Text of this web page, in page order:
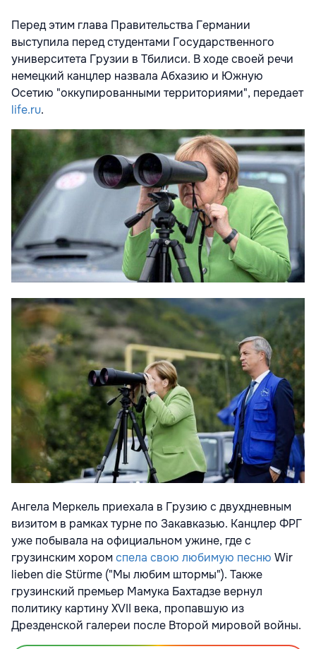
Перед этим глава Правительства Германии
выступила перед студентами Государственного
университета Грузии в Тбилиси. В ходе своей речи
немецкий канцлер назвала Абхазию и Южную
Осетию "оккупированными территориями", передает
life.ru.
Ангела Меркель приехала в Грузию с двухдневным
визитом в рамках турне по Закавказью. Канцлер ФРГ
уже побывала на официальном ужине, где с
грузинским хоромспела свою любимую песню Wir
lieben die Stürme ("Мы любим штормы"). Также
грузинский премьер Мамука Бахтадзе вернул
политику картину XVII века, пропавшую из
Дрезденской галереи после Второй мировой войны.